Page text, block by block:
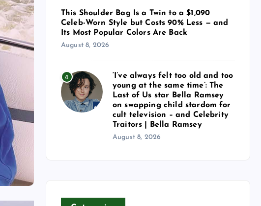
This Shoulder Bag Is a Twin to a $1,090
Celeb-Worn Style but Costs 90% Less — and
Its Most Popular Colors Are Back
August 8, 2026
4
‘I’ve always felt too old and too
young at the same time’: The
Last of Us star Bella Ramsey
on swapping child stardom for
cult television – and Celebrity
Traitors | Bella Ramsey
August 8, 2026